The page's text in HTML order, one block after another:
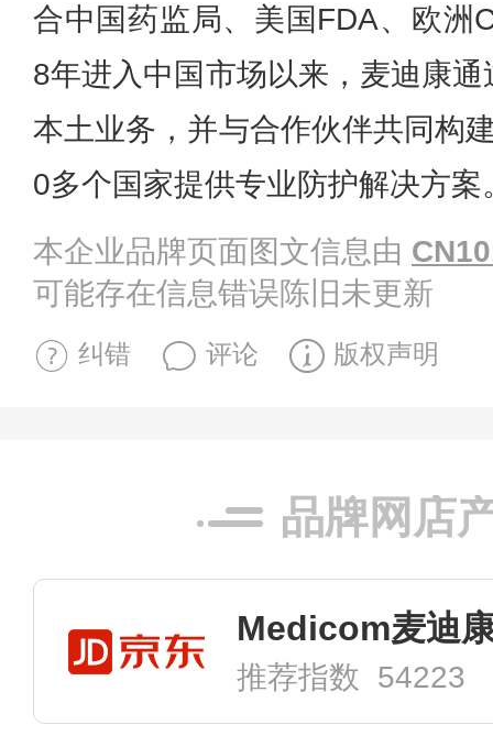
合中国药监局、美国FDA、欧洲
8年进入中国市场以来，麦迪康
本土业务，并与合作伙伴共同构
0多个国家提供专业防护解决方案
本企业品牌页面图文信息由
可能存在信息错误陈旧未更新
纠错 评论 版权声明
品牌网店
推荐指数 54223